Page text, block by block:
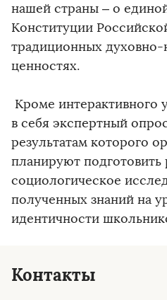
нашей страны – о
Конституции
традиционных духовно-
ценностях.
Кроме интерактивного
в себя экспертный
результатам которого
планируют
социологическое
полученных знаний на
идентичности
Контакты